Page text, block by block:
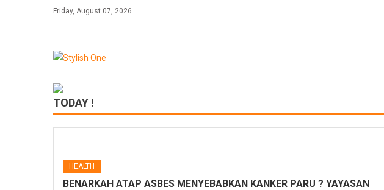
to
Friday, August 07, 2026
TODAY !
HEALTH
BENARKAH ATAP ASBES MENYEBABKAN KANKER PARU ? YAYASAN